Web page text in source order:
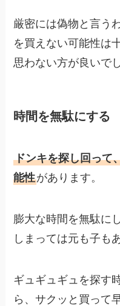
厳密には偽物と言う
を買えない可能性は
思わない方が良いで
時間を無駄にする
ドンキを探し回って
能性があります。
膨大な時間を無駄に
しまっては元も子も
ギュギュギュを探す
ら、サクッと買って